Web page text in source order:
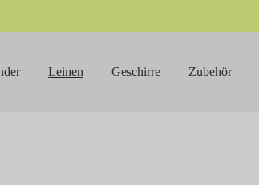
Leinen Geschirre Zubehör